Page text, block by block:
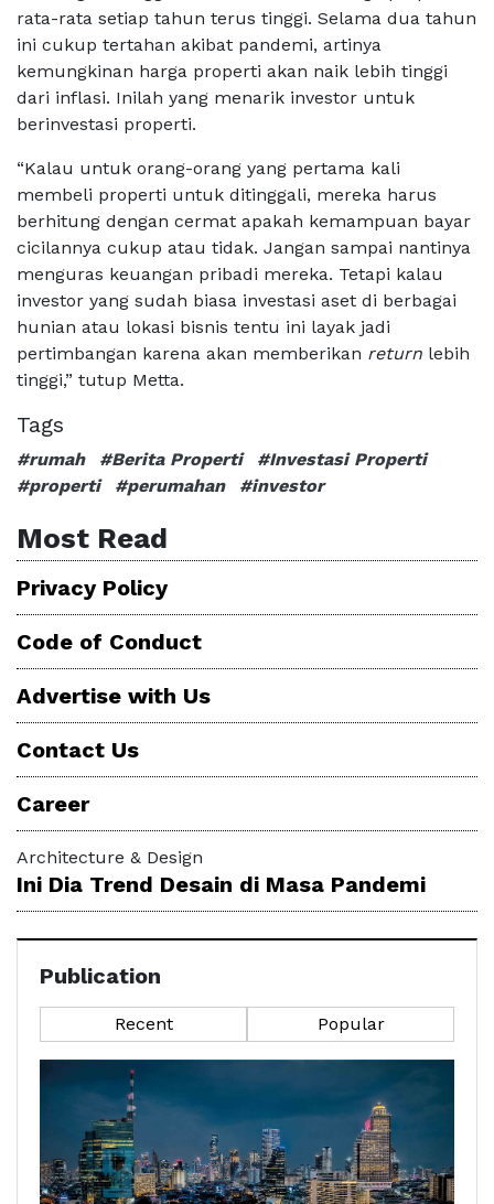
rata-rata setiap tahun terus tinggi. Selama dua tahun
ini cukup tertahan akibat pandemi, artinya
kemungkinan harga properti akan naik lebih tinggi
dari inflasi. Inilah yang menarik investor untuk
berinvestasi properti.
“Kalau untuk orang-orang yang pertama kali
membeli properti untuk ditinggali, mereka harus
berhitung dengan cermat apakah kemampuan bayar
cicilannya cukup atau tidak. Jangan sampai nantinya
menguras keuangan pribadi mereka. Tetapi kalau
investor yang sudah biasa investasi aset di berbagai
hunian atau lokasi bisnis tentu ini layak jadi
pertimbangan karena akan memberikan return lebih
tinggi,” tutup Metta.
Tags
#rumah #Berita Properti
#Investasi Properti
#properti
#perumahan #investor
Most Read
Privacy Policy
Code of Conduct
Advertise with Us
Contact Us
Career
Architecture & Design
Ini Dia Trend Desain di Masa Pandemi
Publication
Recent Popular